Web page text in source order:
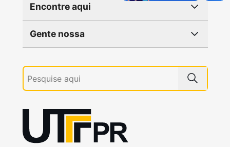
Encontre aqui
Gente nossa